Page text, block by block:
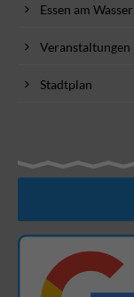
Essen am Wasser
Veranstaltungen
Stadtplan